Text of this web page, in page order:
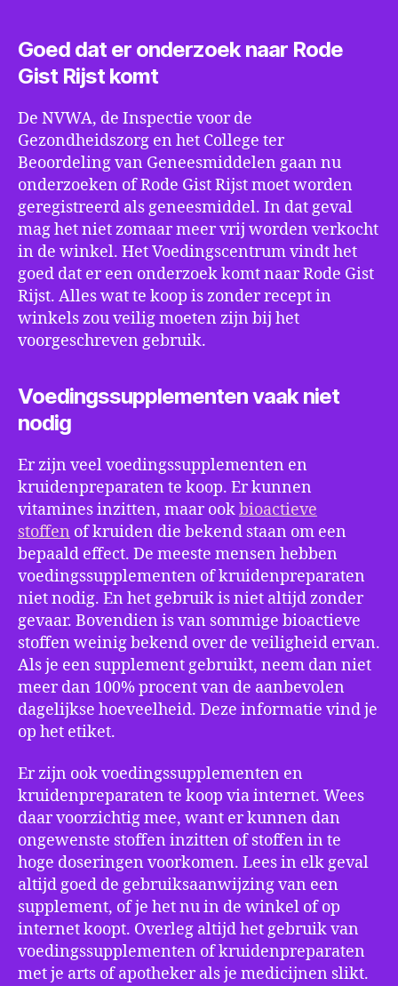
Goed dat er onderzoek naar Rode
Gist Rijst komt
De NVWA, de Inspectie voor de
Gezondheidszorg en het College ter
Beoordeling van Geneesmiddelen gaan nu
onderzoeken of Rode Gist Rijst moet worden
geregistreerd als geneesmiddel. In dat geval
mag het niet zomaar meer vrij worden verkocht
in de winkel. Het Voedingscentrum vindt het
goed dat er een onderzoek komt naar Rode Gist
Rijst. Alles wat te koop is zonder recept in
winkels zou veilig moeten zijn bij het
voorgeschreven gebruik.
Voedingssupplementen vaak niet
nodig
Er zijn veel voedingssupplementen en
kruidenpreparaten te koop. Er kunnen
vitamines inzitten, maar ookbioactieve
stoffen of kruiden die bekend staan om een
bepaald effect. De meeste mensen hebben
voedingssupplementen of kruidenpreparaten
niet nodig. En het gebruik is niet altijd zonder
gevaar. Bovendien is van sommige bioactieve
stoffen weinig bekend over de veiligheid ervan.
Als je een supplement gebruikt, neem dan niet
meer dan 100% procent van de aanbevolen
dagelijkse hoeveelheid. Deze informatie vind je
op het etiket.
Er zijn ook voedingssupplementen en
kruidenpreparaten te koop via internet. Wees
daar voorzichtig mee, want er kunnen dan
ongewenste stoffen inzitten of stoffen in te
hoge doseringen voorkomen. Lees in elk geval
altijd goed de gebruiksaanwijzing van een
supplement, of je het nu in de winkel of op
internet koopt. Overleg altijd het gebruik van
voedingssupplementen of kruidenpreparaten
met je arts of apotheker als je medicijnen slikt.